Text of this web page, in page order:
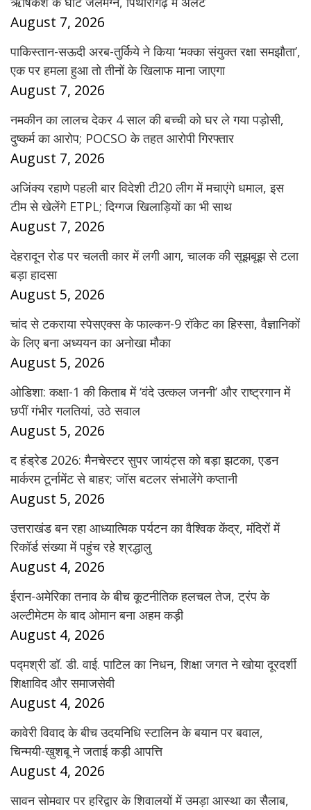
August 7, 2026
पाकिस्तान-सऊदी अरब-तुर्किये ने किया ‘मक्का संयुक्त रक्षा समझौता’,
एक पर हमला हुआ तो तीनों के खिलाफ माना जाएगा
August 7, 2026
नमकीन का लालच देकर 4 साल की बच्ची को घर ले गया पड़ोसी,
दुष्कर्म का आरोप; POCSO के तहत आरोपी गिरफ्तार
August 7, 2026
अजिंक्य रहाणे पहली बार विदेशी टी20 लीग में मचाएंगे धमाल, इस
टीम से खेलेंगे ETPL; दिग्गज खिलाड़ियों का भी साथ
August 7, 2026
देहरादून रोड पर चलती कार में लगी आग, चालक की सूझबूझ से टला
बड़ा हादसा
August 5, 2026
चांद से टकराया स्पेसएक्स के फाल्कन-9 रॉकेट का हिस्सा, वैज्ञानिकों
के लिए बना अध्ययन का अनोखा मौका
August 5, 2026
ओडिशा: कक्षा-1 की किताब में ‘वंदे उत्कल जननी’ और राष्ट्रगान में
छपीं गंभीर गलतियां, उठे सवाल
August 5, 2026
द हंड्रेड 2026: मैनचेस्टर सुपर जायंट्स को बड़ा झटका, एडन
मार्करम टूर्नामेंट से बाहर; जॉस बटलर संभालेंगे कप्तानी
August 5, 2026
उत्तराखंड बन रहा आध्यात्मिक पर्यटन का वैश्विक केंद्र, मंदिरों में
रिकॉर्ड संख्या में पहुंच रहे श्रद्धालु
August 4, 2026
ईरान-अमेरिका तनाव के बीच कूटनीतिक हलचल तेज, ट्रंप के
अल्टीमेटम के बाद ओमान बना अहम कड़ी
August 4, 2026
पद्मश्री डॉ. डी. वाई. पाटिल का निधन, शिक्षा जगत ने खोया दूरदर्शी
शिक्षाविद और समाजसेवी
August 4, 2026
कावेरी विवाद के बीच उदयनिधि स्टालिन के बयान पर बवाल,
चिन्मयी-खुशबू ने जताई कड़ी आपत्ति
August 4, 2026
सावन सोमवार पर हरिद्वार के शिवालयों में उमड़ा आस्था का सैलाब,